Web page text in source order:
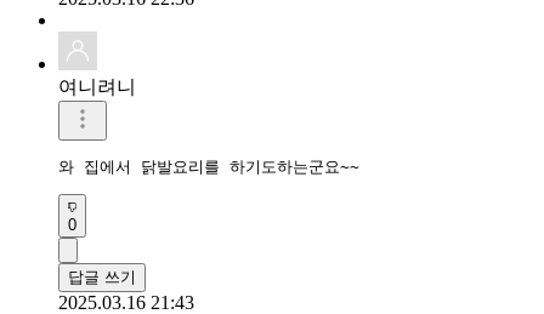
여니려니
와 집에서 닭발요리를 하기도하는군요~~
0
답글 쓰기
2025.03.16 21:43